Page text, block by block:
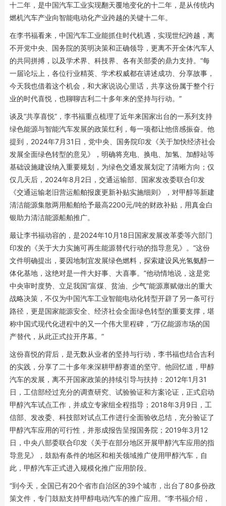
十二年，是中国汽车工业实现翻天覆地变化的十二年，是从传统内
燃机汽车产业向智能电动化产业跨越的关键十二年。
在李书福看来，中国汽车工业能抓住时代机遇，实现世纪跨越，离
不开党中央、国务院的英明决策和正确领导，更离不开全体汽车人
的共同拼搏，以及学术界、科技界、各有关部委的鼎力支持。“每
一届论坛上，各位行业精英、学术权威都在讲述成功、分享故事，
今天我也借着这个机会，和大家说说心里话，共享这份属于整个行
业的时代喜悦，也聊聊吉利二十多年来的坚持与行动。”
谈及“共享喜悦”，李书福重点梳理了近年来国家出台的一系列支持
绿色能源与智能汽车发展的政策红利，每一项都让他倍感振奋。他
提到，2024年7月31日，党中央、国务院印发《关于加快经济社会
发展全面绿色转型的意见》，明确将充电、换电、加氢、加醇站等
基础设施建设纳入重要规划，为绿色交通发展划定了清晰方向；仅
仅几天后，2024年8月2日，交通运输部、国家发改委联合印发
《交通运输老旧营运船舶报废更新补贴实施细则》，对甲醇等新建
清洁能源集散两用船舶给予最高2200元/吨的财政补贴，用真金白
银助力清洁能源船舶推广。
最让李书福动容的，是2024年10月18日国家发展改革委等六部门
印发的《关于大力实施可再生能源替代行动的指导意见》。“这份
文件明确提出，要因地制宜发展绿色燃料，探索建设风光氢氨醇一
体化基地，这绝对是一件大好事、大喜事。”他动情地说，这是党
中央审时度势、立足我国“富煤、贫油、少气”能源禀赋做出的重大
战略决策，不仅为中国汽车工业智能电动化转型开辟了另一条可行
路径，更是国家能源安全、经济社会全面绿色转型的重要支撑，堪
称中国式现代化进程中的又一个伟大里程碑，“万亿能源市场的国
产替代，从此正式拉开序幕。”
这份喜悦的背后，是无数从业者的坚持与行动，李书福也结合吉利
的实践，分享了二十多年来深耕甲醇赛道的坚守。他回忆道，甲醇
汽车的发展，离不开国家政策的持续引导与扶持：2012年1月31
日，工信部经过充分的调查研究、试验验证和方案论证，正式启动
甲醇汽车试点工作，并成立专家组全程指导；2018年3月9日，工
信部、发改委、科技部对试点工作进行全面验收总结，充分验证了
甲醇汽车应用的可行性，并形成报告呈报国务院；2019年3月12
日，中央八部委联合印发《关于在部分地区开展甲醇汽车应用的指
导意见》，鼓励有条件的地区和相关领域推广使用甲醇汽车，自
此，甲醇汽车正式进入规模化推广应用阶段。
“到今天，全国已有20个省市自治区的39个城市，出台了80多份政
策文件，专门鼓励支持甲醇电动汽车的推广应用。”李书福介绍，